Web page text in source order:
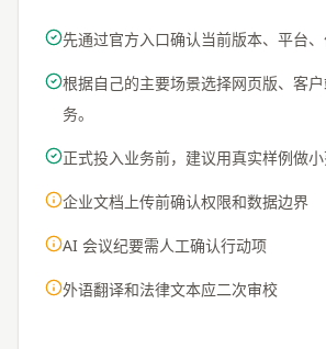
先通过官方入口确认当前版本、平台、
根据自己的主要场景选择网页版、客
务。
正式投入业务前，建议用真实样例做小
企业文档上传前确认权限和数据边界
AI 会议纪要需人工确认行动项
外语翻译和法律文本应二次审校